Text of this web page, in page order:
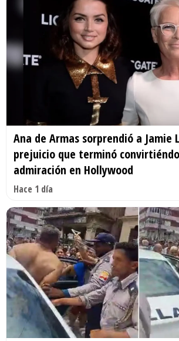
Ana de Armas sorprendió a Jamie
prejuicio que terminó
admiración en Hollywood
Hace 1 día